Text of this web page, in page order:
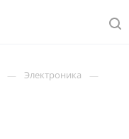
Электроника